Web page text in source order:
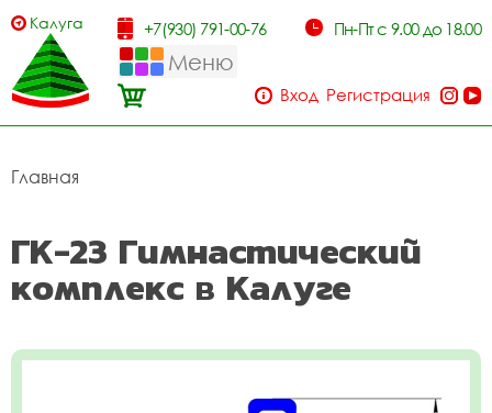
Калуга +7(930) 791-00-76 Пн-Пт с 9.00 до 18.00
Меню
Вход Регистрация
Главная
ГК-23 Гимнастический
комплекс в Калуге